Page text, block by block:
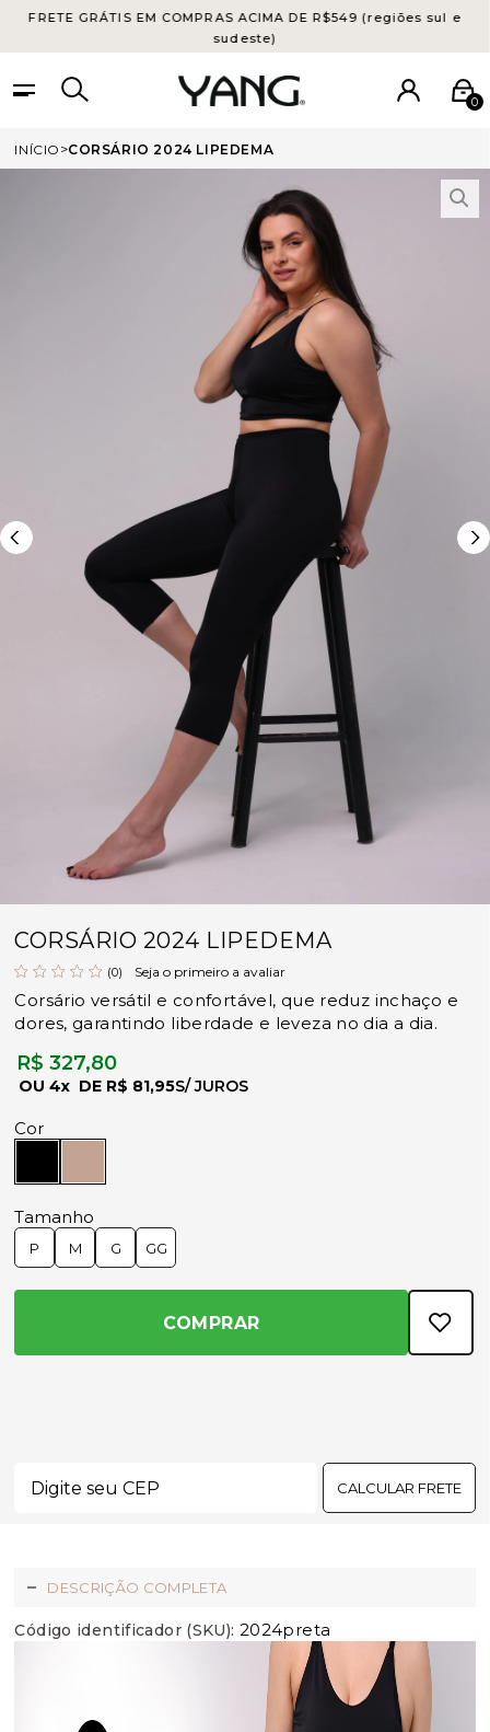
FRETE GRÁTIS EM COMPRAS ACIMA DE R$549 (regiões sul e
sudeste)
0
INÍCIO CORSÁRIO 2024 LIPEDEMA
CORSÁRIO 2024 LIPEDEMA
(0) Seja o primeiro a avaliar
Corsário versátil e confortável, que reduz inchaço e
dores, garantindo liberdade e leveza no dia a dia.
R$ 327,80
4x R$ 81,95
Cor
Tamanho
P M G GG
COMPRAR
CALCULAR FRETE
DESCRIÇÃO COMPLETA
Código identificador (SKU): 2024preta